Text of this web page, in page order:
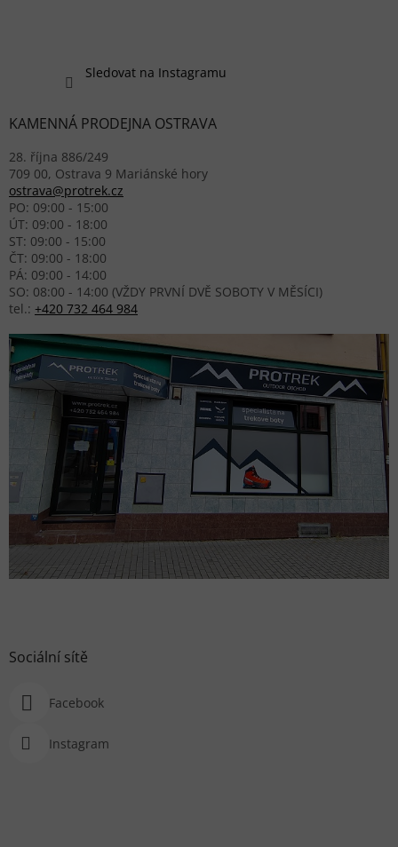
Sledovat na Instagramu
KAMENNÁ PRODEJNA OSTRAVA
28. října 886/249
709 00, Ostrava 9 Mariánské hory
ostrava@protrek.cz
PO: 09:00 - 15:00
ÚT: 09:00 - 18:00
ST: 09:00 - 15:00
ČT: 09:00 - 18:00
PÁ: 09:00 - 14:00
SO: 08:00 - 14:00 (VŽDY PRVNÍ DVĚ SOBOTY V MĚSÍCI)
tel.: +420 732 464 984
Sociální sítě
Facebook
Instagram